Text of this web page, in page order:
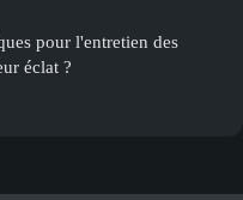
pour l'entretien des
éclat ?